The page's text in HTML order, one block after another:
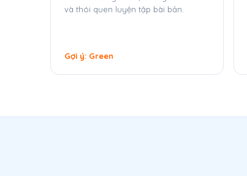
và thói quen luyện tập bài bản.
Gợi ý: Green